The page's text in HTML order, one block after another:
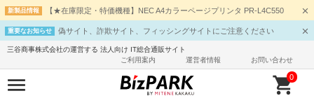
新製品情報 【★在庫限定・特価機種】NEC A4カラーページプリンタ PR-L4C550
重要なお知らせ 偽サイト、詐欺サイト、フィッシングサイトにご注意ください
三谷商事株式会社の運営する 法人向け IT総合通販サイト
ご利用案内
運営者情報 お問い合わせ
0